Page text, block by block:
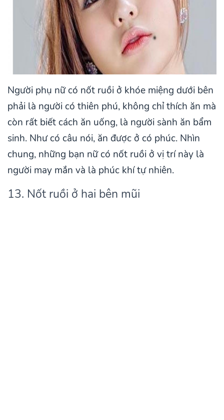
Người phụ nữ có nốt ruồi ở khóe miệng dưới bên
phải là người có thiên phú, không chỉ thích ăn mà
còn rất biết cách ăn uống, là người sành ăn bẩm
sinh. Như có câu nói, ăn được ở có phúc. Nhìn
chung, những bạn nữ có nốt ruồi ở vị trí này là
người may mắn và là phúc khí tự nhiên.
13. Nốt ruồi ở hai bên mũi